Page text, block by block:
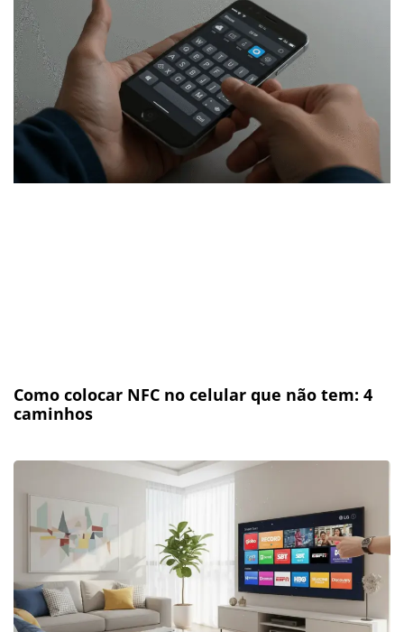
Como colocar NFC no celular que não tem: 4
caminhos